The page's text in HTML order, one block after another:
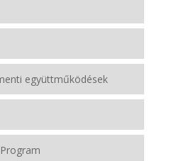
együttműködések